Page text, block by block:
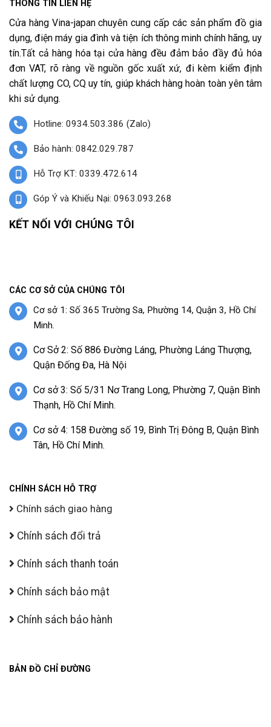
THÔNG TIN LIÊN HỆ
Cửa hàng Vina-japan chuyên cung cấp các sản phẩm đồ gia
dụng, điện máy gia đình và tiện ích thông minh chính hãng, uy
tín.Tất cả hàng hóa tại cửa hàng đều đảm bảo đầy đủ hóa
đơn VAT, rõ ràng về nguồn gốc xuất xứ, đi kèm kiểm định
chất lượng CO, CQ uy tín, giúp khách hàng hoàn toàn yên tâm
khi sử dụng.
Hotline: 0934.503.386 (Zalo)
Bảo hành: 0842.029.787
Hỗ Trợ KT: 0339.472.614
Góp Ý và Khiếu Nại: 0963.093.268
KẾT NỐI VỚI CHÚNG TÔI
CÁC CƠ SỞ CỦA CHÚNG TÔI
Cơ sở 1: Số 365 Trường Sa, Phường 14, Quận 3, Hồ Chí
Minh.
Cơ Sở 2: Số 886 Đường Láng, Phường Láng Thượng,
Quận Đống Đa, Hà Nội
Cơ sở 3: Số 5/31 Nơ Trang Long, Phường 7, Quận Bình
Thạnh, Hồ Chí Minh.
Cơ sở 4: 158 Đường số 19, Bình Trị Đông B, Quận Bình
Tân, Hồ Chí Minh.
CHÍNH SÁCH HỖ TRỢ
Chính sách giao hàng
Chính sách đổi trả
Chính sách thanh toán
Chính sách bảo mật
Chính sách bảo hành
BẢN ĐỒ CHỈ ĐƯỜNG